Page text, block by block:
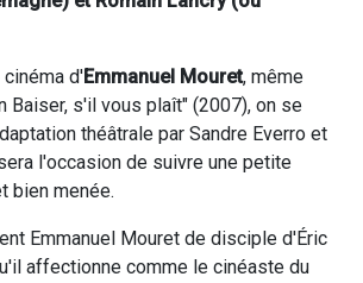
d'Emmanuel Mouret, même
Baiser, s'il vous plaît" (2007), on se
théâtrale par Sandre Everro et
l'occasion de suivre une petite
bien menée.
Emmanuel Mouret de disciple d'Éric
affectionne comme le cinéaste du